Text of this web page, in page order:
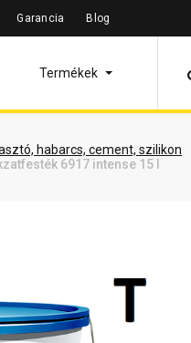
Garancia Blog
Termékek
habarcs, cement, szilikon
6917 intense 15 l
leírás Termékinformáció